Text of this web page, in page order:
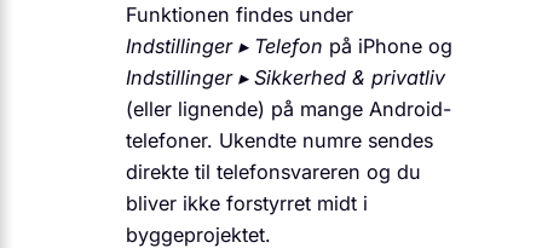
Funktionen findes under
Indstillinger ▸ Telefon på iPhone og
Indstillinger ▸ Sikkerhed & privatliv
(eller lignende) på mange Android-
telefoner. Ukendte numre sendes
direkte til telefonsvareren og du
bliver ikke forstyrret midt i
byggeprojektet.